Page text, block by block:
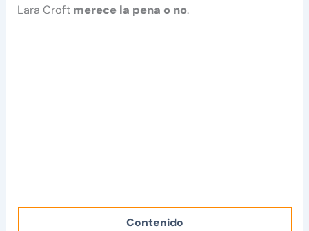
Lara Croft merece la pena o no.
Contenido